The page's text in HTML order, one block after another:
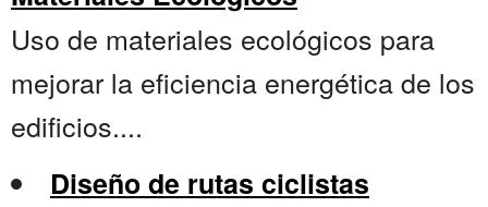
Uso de materiales ecológicos para
mejorar la eficiencia energética de los
edificios....
Diseño de rutas ciclistas